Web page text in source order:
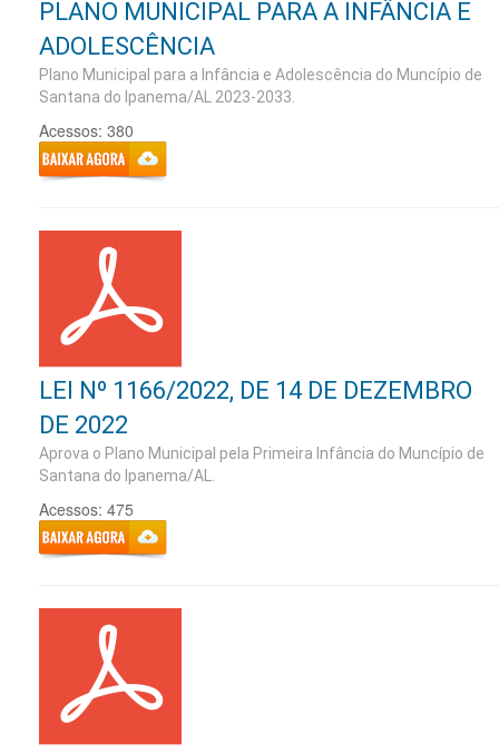
PLANO MUNICIPAL PARA A INFÂNCIA E
ADOLESCÊNCIA
Plano Municipal para a Infância e Adolescência do Muncípio de
Santana do Ipanema/AL 2023-2033.
Acessos: 380
LEI Nº 1166/2022, DE 14 DE DEZEMBRO
DE 2022
Aprova o Plano Municipal pela Primeira Infância do Muncípio de
Santana do Ipanema/AL.
Acessos: 475